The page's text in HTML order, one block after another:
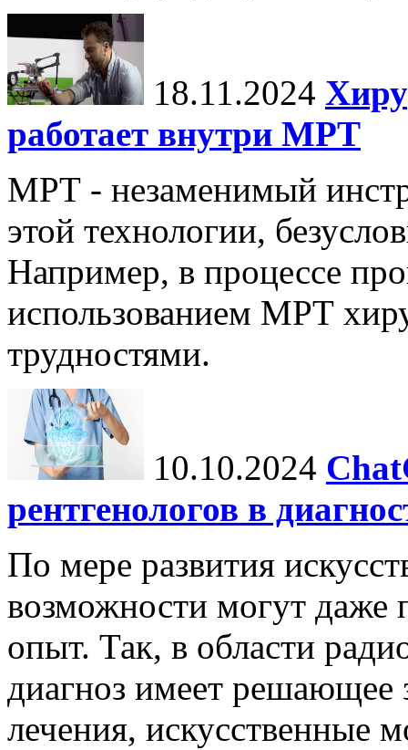
18.11.2024
работает внутри МРТ
МРТ - незаменимый
этой технологии,
Например, в процессе
использованием МРТ
трудностями.
10.10.2024
рентгенологов в
По мере развития
возможности могут даже
опыт. Так, в области
диагноз имеет решающее
лечения, искусственные